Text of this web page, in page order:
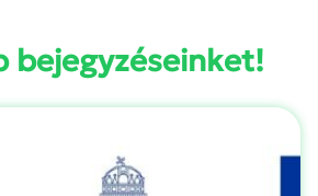
bejegyzéseinket!